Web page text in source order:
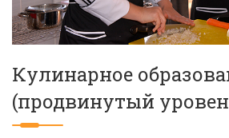
Кулинарное
(продвинутый